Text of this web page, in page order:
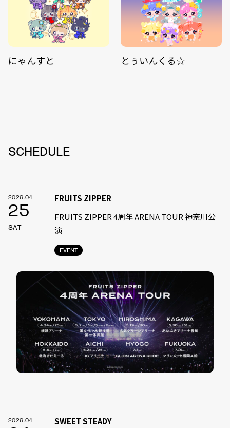
にゃんすと とぅいんくる☆
SCHEDULE
2026.04
25
SAT
EVENT
FRUITS ZIPPER
FRUITS ZIPPER 4周年 ARENA TOUR 神奈川公
演
2026.04
SWEET STEADY